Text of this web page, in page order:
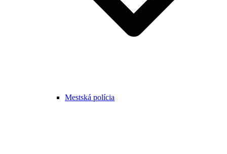
Mestská polícia